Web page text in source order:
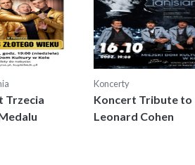
Trzecia
Koncerty
Koncert Tribute to
Leonard Cohen